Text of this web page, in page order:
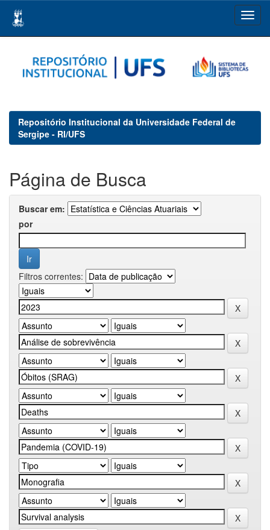
navigation
Repositório Institucional da Universidade Federal de
Sergipe - RI/UFS
Página de Busca
Buscar em:
por
Filtros correntes: